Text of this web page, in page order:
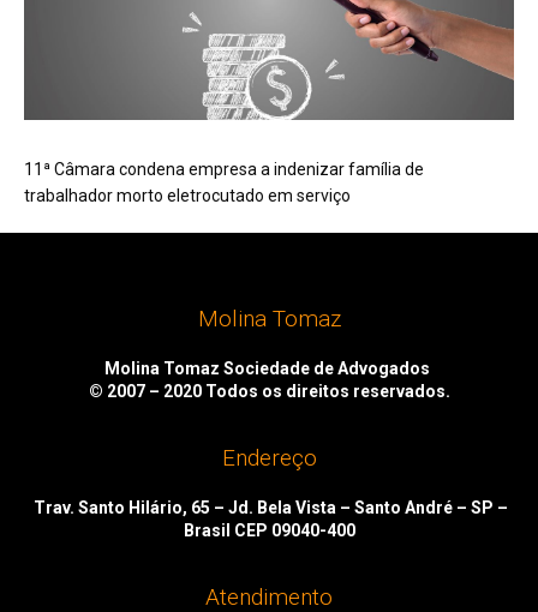
11ª Câmara condena empresa a indenizar família de
trabalhador morto eletrocutado em serviço
Molina Tomaz
Molina Tomaz Sociedade de Advogados
© 2007 – 2020 Todos os direitos reservados.
Endereço
Trav. Santo Hilário, 65 – Jd. Bela Vista – Santo André – SP –
Brasil CEP 09040-400
Atendimento